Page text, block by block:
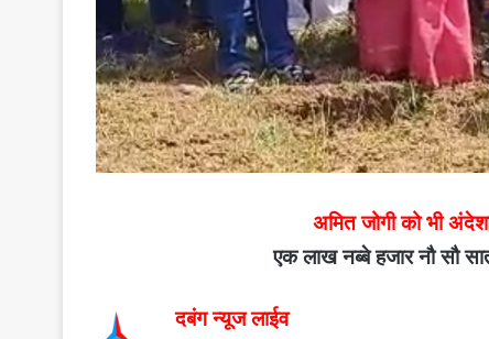
अमित जोगी को भी
एक लाख नब्बे हजार नौ सौ
दबंग न्यूज लाईव